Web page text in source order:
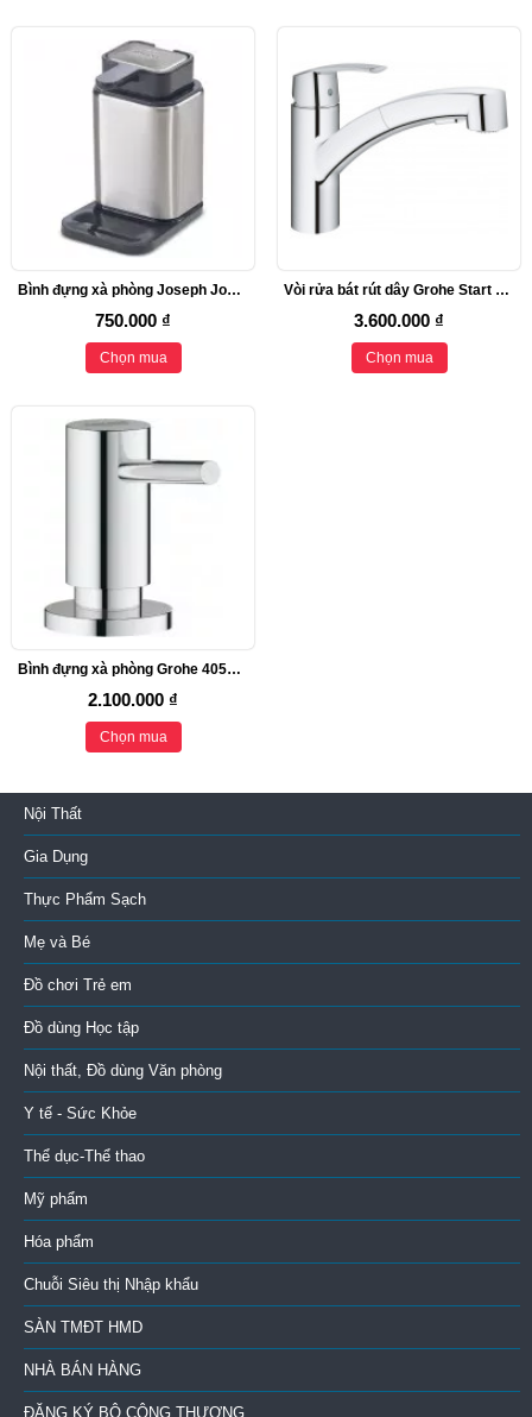
Bình đựng xà phòng Joseph Joseph Surface 85135
750.000 ₫
Chọn mua
Vòi rửa bát rút dây Grohe Start 30307000
3.600.000 ₫
Chọn mua
Bình đựng xà phòng Grohe 40535000
2.100.000 ₫
Chọn mua
Nội Thất
Gia Dụng
Thực Phẩm Sạch
Mẹ và Bé
Đồ chơi Trẻ em
Đồ dùng Học tập
Nội thất, Đồ dùng Văn phòng
Y tế - Sức Khỏe
Thể dục-Thể thao
Mỹ phẩm
Hóa phẩm
Chuỗi Siêu thị Nhập khẩu
SÀN TMĐT HMD
NHÀ BÁN HÀNG
ĐĂNG KÝ BỘ CÔNG THƯƠNG